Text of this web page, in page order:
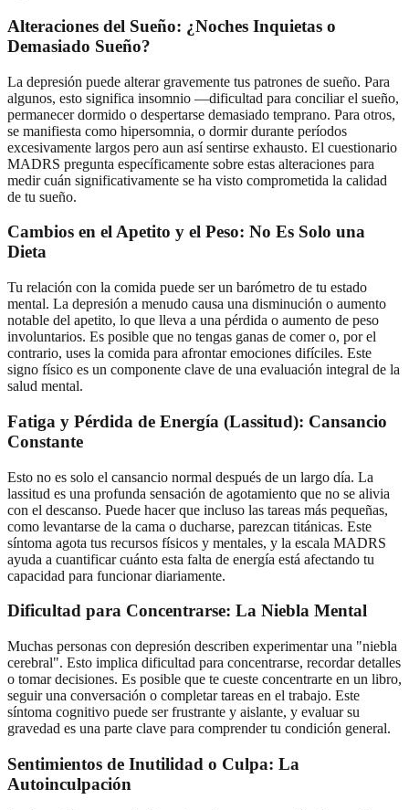
Alteraciones del Sueño: ¿Noches Inquietas o
Demasiado Sueño?
La depresión puede alterar gravemente tus patrones de sueño. Para
algunos, esto significa insomnio —dificultad para conciliar el sueño,
permanecer dormido o despertarse demasiado temprano. Para otros,
se manifiesta como hipersomnia, o dormir durante períodos
excesivamente largos pero aun así sentirse exhausto. El cuestionario
MADRS pregunta específicamente sobre estas alteraciones para
medir cuán significativamente se ha visto comprometida la calidad
de tu sueño.
Cambios en el Apetito y el Peso: No Es Solo una
Dieta
Tu relación con la comida puede ser un barómetro de tu estado
mental. La depresión a menudo causa una disminución o aumento
notable del apetito, lo que lleva a una pérdida o aumento de peso
involuntarios. Es posible que no tengas ganas de comer o, por el
contrario, uses la comida para afrontar emociones difíciles. Este
signo físico es un componente clave de una evaluación integral de la
salud mental.
Fatiga y Pérdida de Energía (Lassitud): Cansancio
Constante
Esto no es solo el cansancio normal después de un largo día. La
lassitud es una profunda sensación de agotamiento que no se alivia
con el descanso. Puede hacer que incluso las tareas más pequeñas,
como levantarse de la cama o ducharse, parezcan titánicas. Este
síntoma agota tus recursos físicos y mentales, y la escala MADRS
ayuda a cuantificar cuánto esta falta de energía está afectando tu
capacidad para funcionar diariamente.
Dificultad para Concentrarse: La Niebla Mental
Muchas personas con depresión describen experimentar una "niebla
cerebral". Esto implica dificultad para concentrarse, recordar detalles
o tomar decisiones. Es posible que te cueste concentrarte en un libro,
seguir una conversación o completar tareas en el trabajo. Este
síntoma cognitivo puede ser frustrante y aislante, y evaluar su
gravedad es una parte clave para comprender tu condición general.
Sentimientos de Inutilidad o Culpa: La
Autoinculpación